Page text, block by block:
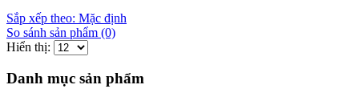
Sắp xếp theo: Mặc định
So sánh sản phẩm (0)
Hiển thị:
Danh mục sản phẩm